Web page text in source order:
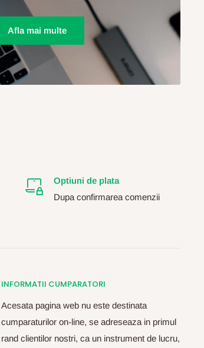
Afla mai multe
Optiuni de plata
Dupa confirmarea comenzii
INFORMATII CUMPARATORI
Acesata pagina web nu este destinata
cumparaturilor on-line, se adreseaza in primul
rand clientilor nostri, ca un instrument de lucru,